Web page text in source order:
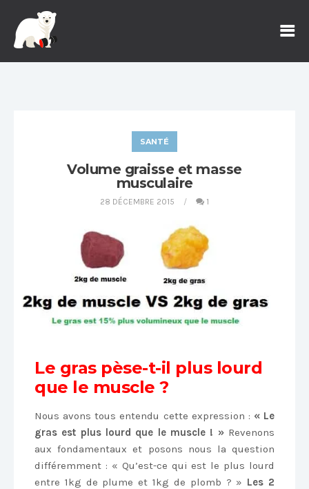
SANTÉ
Volume graisse et masse
musculaire
28 DÉCEMBRE 2015 1
Le gras pèse-t-il plus lourd
que le muscle ?
Nous avons tous entendu cette expression : « Le
gras est plus lourd que le muscle ! »Revenons
aux fondamentaux et posons nous la question
différemment : « Qu’est-ce qui est le plus lourd
entre 1kg de plume et 1kg de plomb ? » Les 2